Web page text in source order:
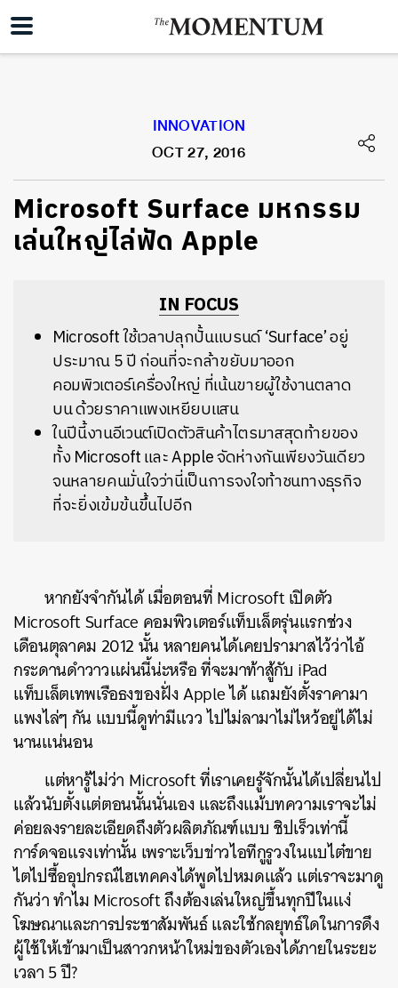
INNOVATION
OCT 27, 2016
Microsoft Surface มหกรรม
เล่นใหญ่ไล่ฟัด Apple
IN FOCUS
Microsoft ใช้เวลาปลุกปั้นแบรนด์ ‘Surface’ อยู่
ประมาณ 5 ปี ก่อนที่จะกล้าขยับมาออก
คอมพิวเตอร์เครื่องใหญ่ ที่เน้นขายผู้ใช้งานตลาด
บน ด้วยราคาแพงเหยียบแสน
ในปีนี้งานอีเวนต์เปิดตัวสินค้าไตรมาสสุดท้ายของ
ทั้ง Microsoft และ Apple จัดห่างกันเพียงวันเดียว
จนหลายคนมั่นใจว่านี่เป็นการจงใจท้าชนทางธุรกิจ
ที่จะยิ่งเข้มข้นขึ้นไปอีก
หากยังจำกันได้ เมื่อตอนที่ Microsoft เปิดตัว
Microsoft Surface คอมพิวเตอร์แท็บเล็ตรุ่นแรกช่วง
เดือนตุลาคม 2012 นั้น หลายคนได้เคยปรามาสไว้ว่าไอ้
กระดานดำวาวแผ่นนี้น่ะหรือ ที่จะมาท้าสู้กับ iPad
แท็บเล็ตเทพเรือธงของฝั่ง Apple ได้ แถมยังตั้งราคามา
แพงไล่ๆ กัน แบบนี้ดูท่ามีแวว ไปไม่ลามาไม่ไหว้อยู่ได้ไม่
นานแน่นอน
แต่หารู้ไม่ว่า Microsoft ที่เราเคยรู้จักนั้นได้เปลี่ยนไป
แล้วนับตั้งแต่ตอนนั้นนั่นเอง และถึงแม้บทความเราจะไม่
ค่อยลงรายละเอียดถึงตัวผลิตภัณฑ์แบบ ชิปเร็วเท่านี้
การ์ดจอแรงเท่านั้น เพราะเว็บข่าวไอทีกูรูวงในแบไต๋ขาย
ไตไปซื้ออุปกรณ์ไฮเทคคงได้พูดไปหมดแล้ว แต่เราจะมาดู
กันว่า ทำไม Microsoft ถึงต้องเล่นใหญ่ขึ้นทุกปีในแง่
โฆษณาและการประชาสัมพันธ์ และใช้กลยุทธ์ใดในการดึง
ผู้ใช้ให้เข้ามาเป็นสาวกหน้าใหม่ของตัวเองได้ภายในระยะ
เวลา 5 ปี?